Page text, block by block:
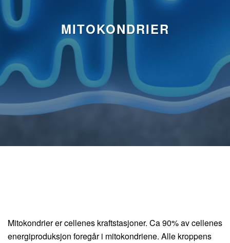
MITOKONDRIER
Mitokondrier er cellenes kraftstasjoner. Ca 90% av cellenes
energiproduksjon foregår i mitokondriene. Alle kroppens